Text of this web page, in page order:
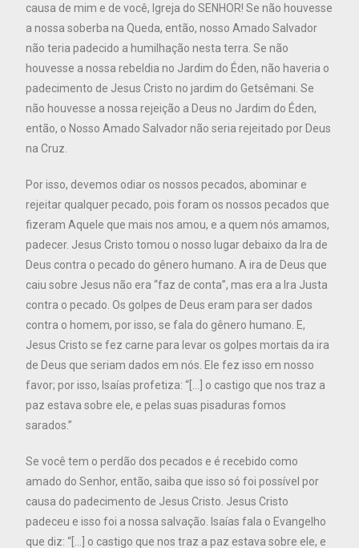
causa de mim e de você, Igreja do SENHOR! Se não houvesse
a nossa soberba na Queda, então, nosso Amado Salvador
não teria padecido a humilhação nesta terra. Se não
houvesse a nossa rebeldia no Jardim do Éden, não haveria o
padecimento de Jesus Cristo no jardim do Getsêmani. Se
não houvesse a nossa rejeição a Deus no Jardim do Éden,
então, o Nosso Amado Salvador não seria rejeitado por Deus
na Cruz.
Por isso, devemos odiar os nossos pecados, abominar e
rejeitar qualquer pecado, pois foram os nossos pecados que
fizeram Aquele que mais nos amou, e a quem nós amamos,
padecer. Jesus Cristo tomou o nosso lugar debaixo da Ira de
Deus contra o pecado do gênero humano. A ira de Deus que
caiu sobre Jesus não era “faz de conta”, mas era a Ira Justa
contra o pecado. Os golpes de Deus eram para ser dados
contra o homem, por isso, se fala do gênero humano. E,
Jesus Cristo se fez carne para levar os golpes mortais da ira
de Deus que seriam dados em nós. Ele fez isso em nosso
favor; por isso, Isaías profetiza: “[…] o castigo que nos traz a
paz estava sobre ele, e pelas suas pisaduras fomos
sarados.”
Se você tem o perdão dos pecados e é recebido como
amado do Senhor, então, saiba que isso só foi possível por
causa do padecimento de Jesus Cristo. Jesus Cristo
padeceu e isso foi a nossa salvação. Isaías fala o Evangelho
que diz: “[…] o castigo que nos traz a paz estava sobre ele, e